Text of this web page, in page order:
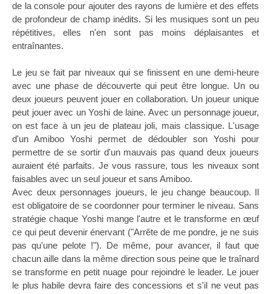
de la console pour ajouter des rayons de lumière et des effets
de profondeur de champ inédits. Si les musiques sont un peu
répétitives, elles n'en sont pas moins déplaisantes et
entraînantes.
Le jeu se fait par niveaux qui se finissent en une demi-heure
avec une phase de découverte qui peut être longue. Un ou
deux joueurs peuvent jouer en collaboration. Un joueur unique
peut jouer avec un Yoshi de laine. Avec un personnage joueur,
on est face à un jeu de plateau joli, mais classique. L'usage
d'un Amiboo Yoshi permet de dédoubler son Yoshi pour
permettre de se sortir d'un mauvais pas quand deux joueurs
auraient été parfaits. Je vous rassure, tous les niveaux sont
faisables avec un seul joueur et sans Amiboo.
Avec deux personnages joueurs, le jeu change beaucoup. Il
est obligatoire de se coordonner pour terminer le niveau. Sans
stratégie chaque Yoshi mange l'autre et le transforme en œuf
ce qui peut devenir énervant ("Arrête de me pondre, je ne suis
pas qu'une pelote !"). De même, pour avancer, il faut que
chacun aille dans la même direction sous peine que le traînard
se transforme en petit nuage pour rejoindre le leader. Le jouer
le plus habile devra faire des concessions et s'il ne veut pas